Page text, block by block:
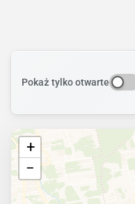
Pokaż tylko otwarte
+
−